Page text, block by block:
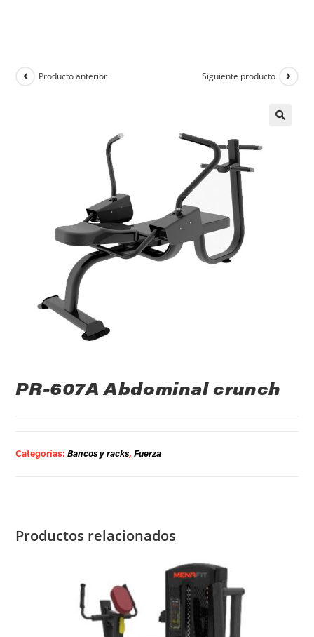
Producto anterior Siguiente producto
PR-607A Abdominal crunch
Categorías:Bancos y racks,Fuerza
Productos relacionados